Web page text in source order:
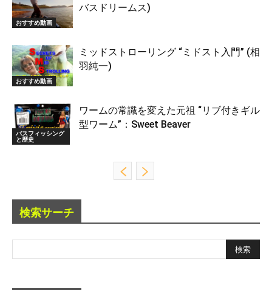
おすすめ動画
バスドリームス)
おすすめ動画
ミッドストローリング “ミドスト入門” (相
羽純一)
バスフィッシング
と歴史
ワームの常識を変えた元祖 “リブ付きギル
型ワーム”：Sweet Beaver
検索サーチ